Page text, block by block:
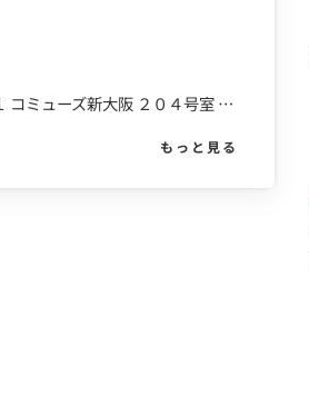
〒533-0031 大阪府大阪市東淀川区西淡路５丁目１-１ コミューズ新大阪 ２０４号室 ２Ｆ
もっと見る